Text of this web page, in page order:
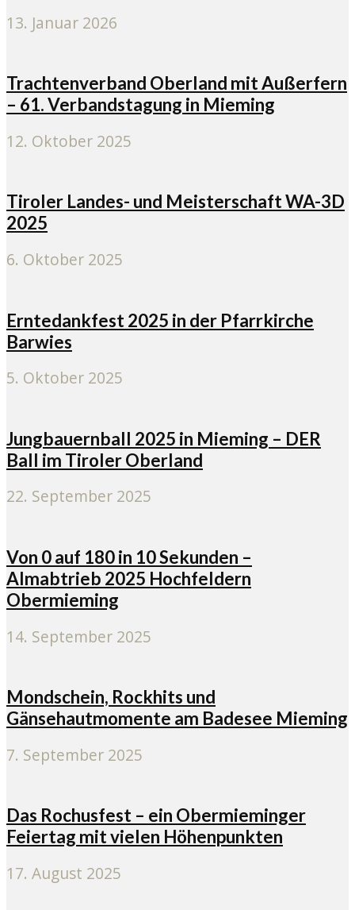
13. Januar 2026
Trachtenverband Oberland mit Außerfern
– 61. Verbandstagung in Mieming
12. Oktober 2025
Tiroler Landes- und Meisterschaft WA-3D
2025
6. Oktober 2025
Erntedankfest 2025 in der Pfarrkirche
Barwies
5. Oktober 2025
Jungbauernball 2025 in Mieming – DER
Ball im Tiroler Oberland
22. September 2025
Von 0 auf 180 in 10 Sekunden –
Almabtrieb 2025 Hochfeldern
Obermieming
14. September 2025
Mondschein, Rockhits und
Gänsehautmomente am Badesee Mieming
7. September 2025
Das Rochusfest – ein Obermieminger
Feiertag mit vielen Höhenpunkten
17. August 2025